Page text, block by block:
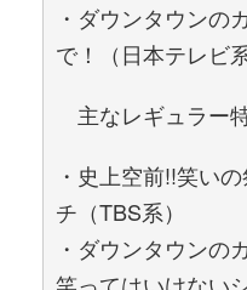
・ダウンタウンの
で！（日本テレビ系
主なレギュラー
・史上空前!!笑い
チ（TBS系）
・ダウンタウンの